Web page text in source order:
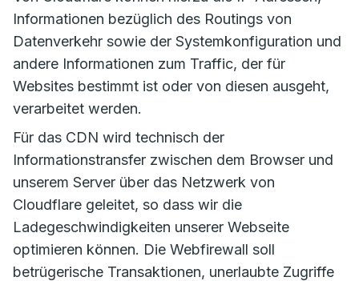
Informationen bezüglich des Routings von
Datenverkehr sowie der Systemkonfiguration und
andere Informationen zum Traffic, der für
Websites bestimmt ist oder von diesen ausgeht,
verarbeitet werden.
Für das CDN wird technisch der
Informationstransfer zwischen dem Browser und
unserem Server über das Netzwerk von
Cloudflare geleitet, so dass wir die
Ladegeschwindigkeiten unserer Webseite
optimieren können. Die Webfirewall soll
betrügerische Transaktionen, unerlaubte Zugriffe